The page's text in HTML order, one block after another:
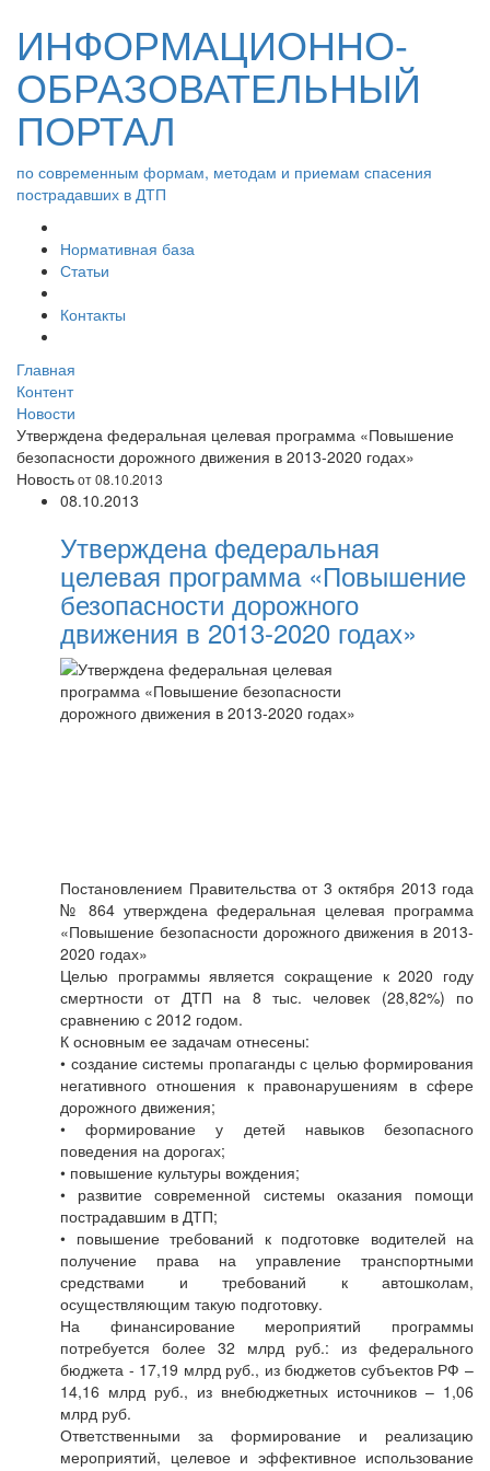
ИНФОРМАЦИОННО-
ОБРАЗОВАТЕЛЬНЫЙ
ПОРТАЛ
по современным формам, методам и приемам спасения
пострадавших в ДТП
Нормативная база
Статьи
Контакты
Главная
Контент
Новости
Утверждена федеральная целевая программа «Повышение
безопасности дорожного движения в 2013-2020 годах»
Новостьот 08.10.2013
08.10.2013
Утверждена федеральная
целевая программа «Повышение
безопасности дорожного
движения в 2013-2020 годах»
Постановлением Правительства от 3 октября 2013 года
№ 864 утверждена федеральная целевая программа
«Повышение безопасности дорожного движения в 2013-
2020 годах»
Целью программы является сокращение к 2020 году
смертности от ДТП на 8 тыс. человек (28,82%) по
сравнению с 2012 годом.
К основным ее задачам отнесены:
• создание системы пропаганды с целью формирования
негативного отношения к правонарушениям в сфере
дорожного движения;
• формирование у детей навыков безопасного
поведения на дорогах;
• повышение культуры вождения;
• развитие современной системы оказания помощи
пострадавшим в ДТП;
• повышение требований к подготовке водителей на
получение права на управление транспортными
средствами и требований к автошколам,
осуществляющим такую подготовку.
На финансирование мероприятий программы
потребуется более 32 млрд руб.: из федерального
бюджета - 17,19 млрд руб., из бюджетов субъектов РФ –
14,16 млрд руб., из внебюджетных источников – 1,06
млрд руб.
Ответственными за формирование и реализацию
мероприятий, целевое и эффективное использование